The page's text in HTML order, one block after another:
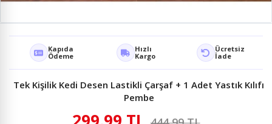
Kapıda
Ödeme
Hızlı
Kargo
Ücretsiz
İade
Tek Kişilik Kedi Desen Lastikli Çarşaf + 1 Adet Yastık Kılıfı
Pembe